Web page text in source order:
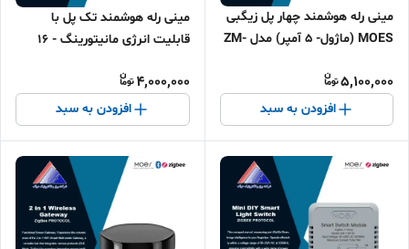
مینی رله هوشمند چهار پل زیگبی
MOES (ماژول- 5 آمپر) مدل ZM-
5,100,000
افزودن به سبد
مینی رله هوشمند تک پل با
قابلیت انرژی مانیتورینگ - 16
4,000,000
افزودن به سبد